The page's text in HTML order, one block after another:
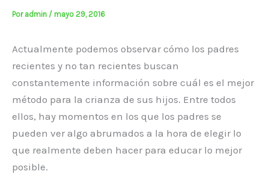
Por admin / mayo 29, 2016
Actualmente podemos observar cómo los padres
recientes y no tan recientes buscan
constantemente información sobre cuál es el mejor
método para la crianza de sus hijos. Entre todos
ellos, hay momentos en los que los padres se
pueden ver algo abrumados a la hora de elegir lo
que realmente deben hacer para educar lo mejor
posible.